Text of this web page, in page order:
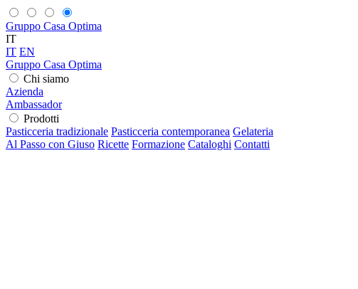
Gruppo Casa Optima
IT
IT EN
Gruppo Casa Optima
Chi siamo
Azienda
Ambassador
Prodotti
Pasticceria tradizionale Pasticceria contemporanea Gelateria
Al Passo con Giuso Ricette Formazione Cataloghi Contatti